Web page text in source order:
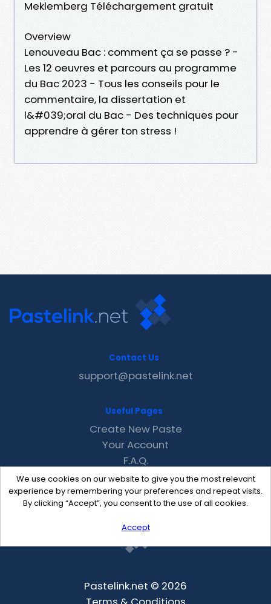
Meklemberg Téléchargement gratuit
Overview
Lenouveau Bac : comment ça se passe ? -
Les 12 oeuvres et parcours au programme
du Bac 2023 - Tous les conseils pour le
commentaire, la dissertation et
l&#039;oral du Bac - Des techniques pour
apprendre à gérer ton stress !
We use cookies on our website to give you the most relevant
experience by remembering your preferences and repeat visits.
By clicking “Accept”, you consent to the use of all cookies.
Accept
Contact Us
support@pastelink.net
Useful Pages
Create New Paste
Your Account
F.A.Q.
Recent
Contact
Pastelink.net © 2026